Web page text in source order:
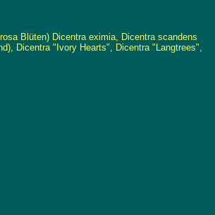
Blüten) Dicentra eximia, Dicentra scandens
Dicentra "Ivory Hearts", Dicentra "Langtrees",